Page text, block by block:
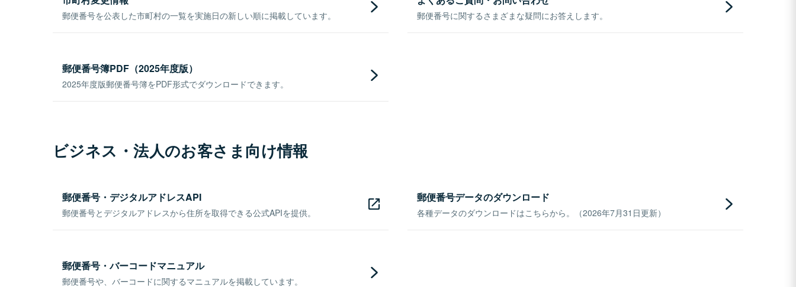
郵便番号を公表した市町村の一覧を実施日の新しい順に掲載しています。 郵便番号に関するさまざまな疑問にお答えします。
郵便番号簿PDF（2025年度版）
2025年度版郵便番号簿をPDF形式でダウンロードできます。
ビジネス・法人のお客さま向け情報
郵便番号・デジタルアドレスAPI
郵便番号とデジタルアドレスから住所を取得できる公式APIを提供。
郵便番号データのダウンロード
各種データのダウンロードはこちらから。（2026年7月31日更新）
郵便番号・バーコードマニュアル
郵便番号や、バーコードに関するマニュアルを掲載しています。